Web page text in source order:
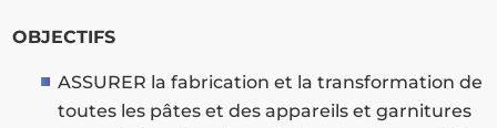
OBJECTIFS
ASSURER la fabrication et la transformation de
toutes les pâtes et des appareils et garnitures